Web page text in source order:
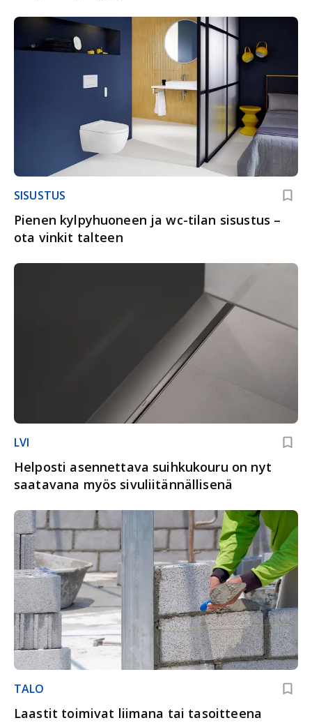
SISUSTUS
Pienen kylpyhuoneen ja wc-tilan sisustus –
ota vinkit talteen
LVI
Helposti asennettava suihkukouru on nyt
saatavana myös sivuliitännällisenä
TALO
Laastit toimivat liimana tai tasoitteena